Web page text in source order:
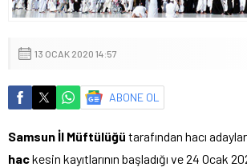
13 OCAK 2020 14:57
ABONE OL
Samsun İl Müftülüğü tarafından hacı
hackesin kayıtlarının başladığı ve 24 Ocak